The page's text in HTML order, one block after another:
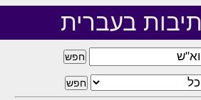
בעברית